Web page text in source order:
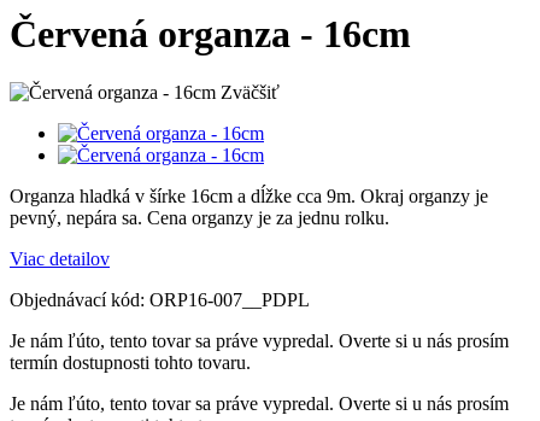
Červená organza - 16cm
Zväčšiť
Organza hladká v šírke 16cm a dĺžke cca 9m. Okraj organzy je
pevný, nepára sa. Cena organzy je za jednu rolku.
Viac detailov
Objednávací kód: ORP16-007__PDPL
Je nám ľúto, tento tovar sa práve vypredal. Overte si u nás prosím
termín dostupnosti tohto tovaru.
Je nám ľúto, tento tovar sa práve vypredal. Overte si u nás prosím